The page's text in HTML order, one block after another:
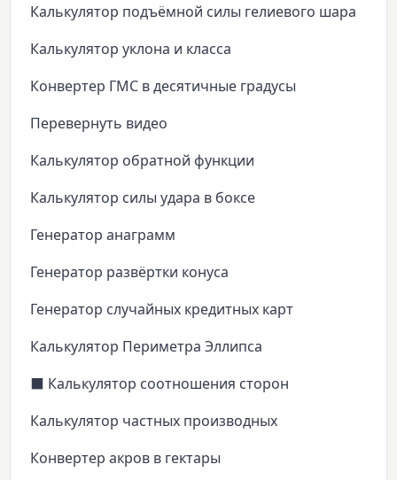
Калькулятор подъёмной силы гелиевого шара
Калькулятор уклона и класса
Конвертер ГМС в десятичные градусы
Перевернуть видео
Калькулятор обратной функции
Калькулятор силы удара в боксе
Генератор анаграмм
Генератор развёртки конуса
Генератор случайных кредитных карт
Калькулятор Периметра Эллипса
⬛ Калькулятор соотношения сторон
Калькулятор частных производных
Конвертер акров в гектары